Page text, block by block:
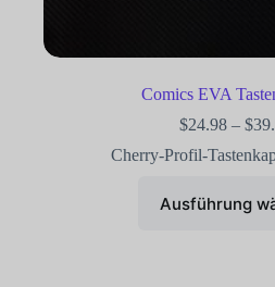
Comics EVA
$24.98 –$
Cherry-Profil-
Ausführung